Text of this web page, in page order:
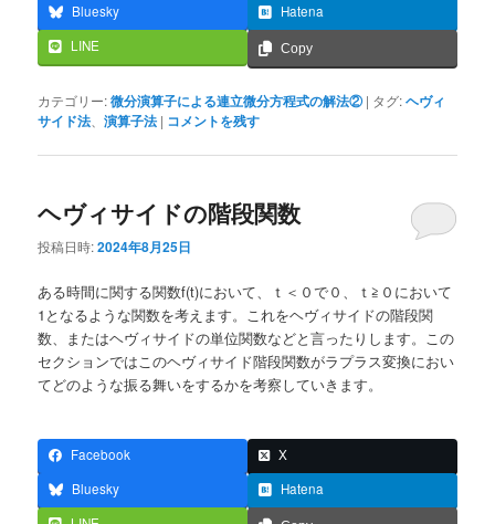
Bluesky
Hatena
LINE
Copy
カテゴリー:微分演算子による連立微分方程式の解法② | タグ:ヘヴィ
サイド法、演算子法 | コメントを残す
ヘヴィサイドの階段関数
投稿日時:2024年8月25日
ある時間に関する関数f(t)において、ｔ＜０で０、ｔ≧０において
1となるような関数を考えます。これをヘヴィサイドの階段関
数、またはヘヴィサイドの単位関数などと言ったりします。この
セクションではこのヘヴィサイド階段関数がラプラス変換におい
てどのような振る舞いをするかを考察していきます。
Facebook
X
Bluesky
Hatena